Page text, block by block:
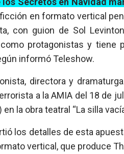
en formato vertical
con guion de Sol
protagonistas y
informó Teleshow.
directora y
a la AMIA del 18 de
la obra teatral “La silla
los detalles de esta
vertical, que produce